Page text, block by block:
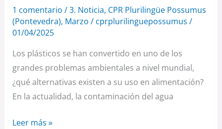
1 comentario /3. Noticia, CPR Plurilingüe Possumus
(Pontevedra), Marzo / cprplurilinguepossumus /
01/04/2025
Los plásticos se han convertido en uno de los
grandes problemas ambientales a nivel mundial,
¿qué alternativas existen a su uso en alimentación?
En la actualidad, la contaminación del agua
Leer más »